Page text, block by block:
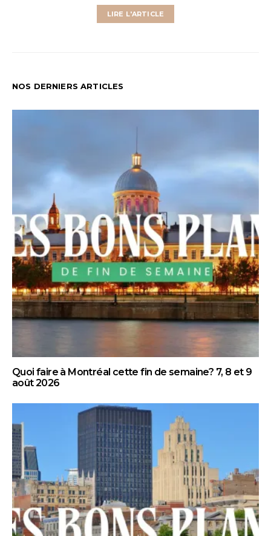
LIRE L'ARTICLE
NOS DERNIERS ARTICLES
Quoi faire à Montréal cette fin de semaine? 7, 8 et 9
août 2026